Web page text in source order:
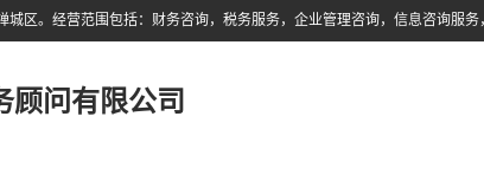
顾问有限公司